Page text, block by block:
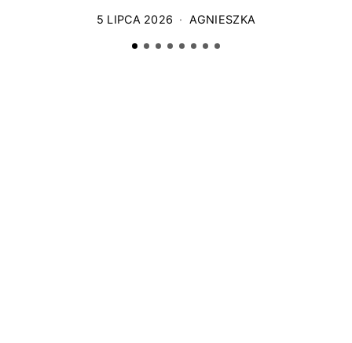
5 LIPCA 2026 AGNIESZKA